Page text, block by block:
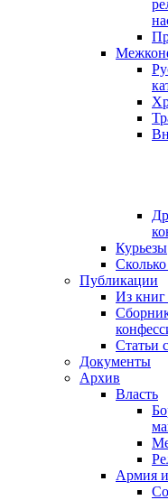
Курьезы
Публикации
Из
Статьи
Документы
Архив
Власть
Армия